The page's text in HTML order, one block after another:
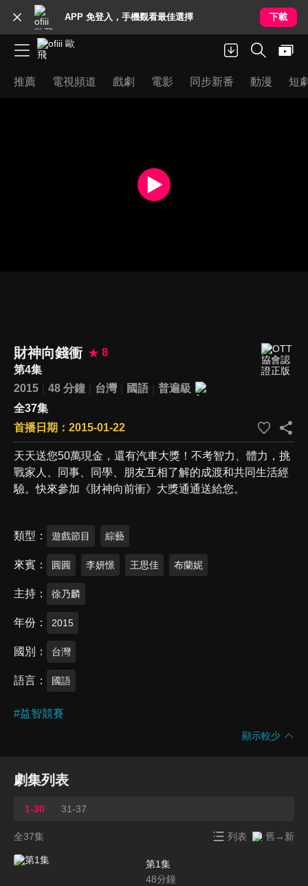
APP 免登入，手機觀看最佳選擇 下載
推薦 電視頻道 戲劇 電影 同步新番 動漫 短
財神向錢衝
8
第4集
2015
48 分鐘 台灣 國語
普遍級
全37集
首播日期：2015-01-22
天天送您50萬現金，還有汽車大獎！不考智力、體力，挑
戰家人、同事、同學、朋友互相了解的成渡和共同生活經
驗。快來參加《財神向前衝》大獎通通送給您。
類型 遊戲節目 綜藝
來賓 圓圓 李妍憬 王思佳 布蘭妮
主持 徐乃麟
年份 2015
國別 台灣
語言 國語
#益智競賽
顯示較少
劇集列表
1-30 31-37
全37集 列表 舊→新
第1集
48分鐘